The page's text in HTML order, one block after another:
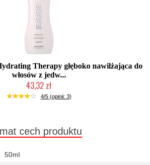
Therapy głęboko nawilżająca do
włosów z jedw...
43,32 zł
2-5 dni roboczych
4/5 (opinii: 3)
cech produktu
50ml